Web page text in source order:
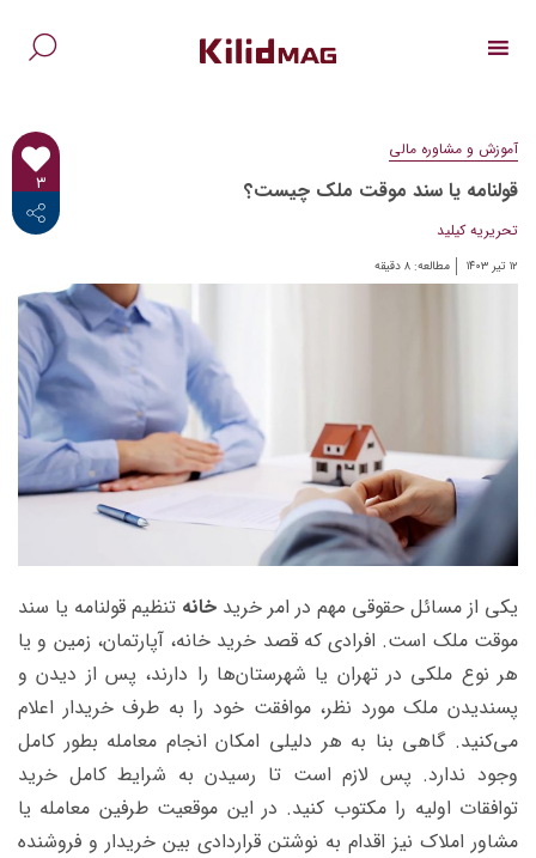
۳
<i class="fab fa-facebook-f"></i>
آموزش و مشاوره مالی
قولنامه یا سند موقت ملک چیست؟
تحریریه کیلید
۱۲ تیر ۱۴۰۳ مطالعه: ۸ دقیقه
یکی از مسائل حقوقی مهم در امر خرید خانه تنظیم قولنامه یا سند
موقت ملک است. افرادی که قصد خرید خانه، آپارتمان، زمین و یا
هر نوع ملکی در تهران یا شهرستان‌ها را دارند، پس از دیدن و
پسندیدن ملک مورد نظر، موافقت خود را به طرف خریدار اعلام
می‌کنید. گاهی بنا به هر دلیلی امکان انجام معامله بطور کامل
وجود ندارد. پس لازم است تا رسیدن به شرایط کامل خرید
توافقات اولیه را مکتوب کنید. در این موقعیت طرفین معامله یا
مشاور املاک نیز اقدام به نوشتن قراردادی بین خریدار و فروشنده